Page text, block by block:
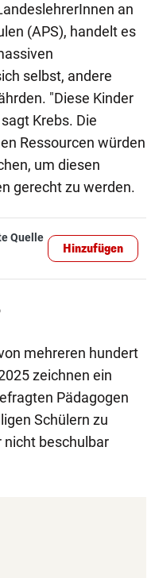
an
(APS), handelt es
selbst, andere
"Diese Kinder
Krebs. Die
Ressourcen würden
um diesen
gerecht zu werden.
Quelle
Hinzufügen
mehreren hundert
zeichnen ein
Pädagogen
Schülern zu
nicht beschulbar